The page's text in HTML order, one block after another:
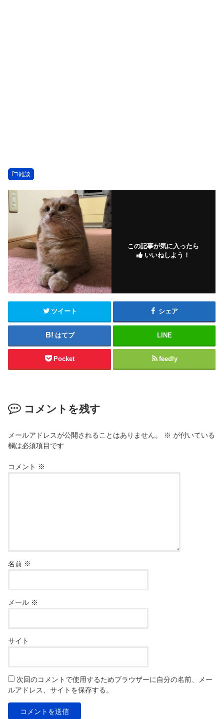
雑談
この記事が気に入ったら
いいねしよう！
ツイート シェア
はてブ LINE
Pocket feedly
コメントを残す
メールアドレスが公開されることはありません。 ※ が付いている
欄は必須項目です
コメント ※
名前 ※
メール ※
サイト
次回のコメントで使用するためブラウザーに自分の名前、メー
ルアドレス、サイトを保存する。